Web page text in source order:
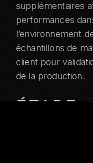
supplémentaires
performances
l’environnement
échantillons de
client pour
de la production.
ÉTAPE